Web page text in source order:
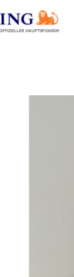
OFFIZIELLER HAUPTSPONSOR